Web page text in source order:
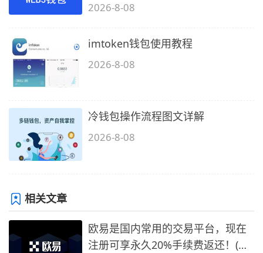
2026-8-08
imtoken钱包使用教程
2026-8-08
冷钱包操作流程图文详解
2026-8-08
相关文章
欧易是国内常用的交易平台，现在
注册可享永久20%手续费返还！(必